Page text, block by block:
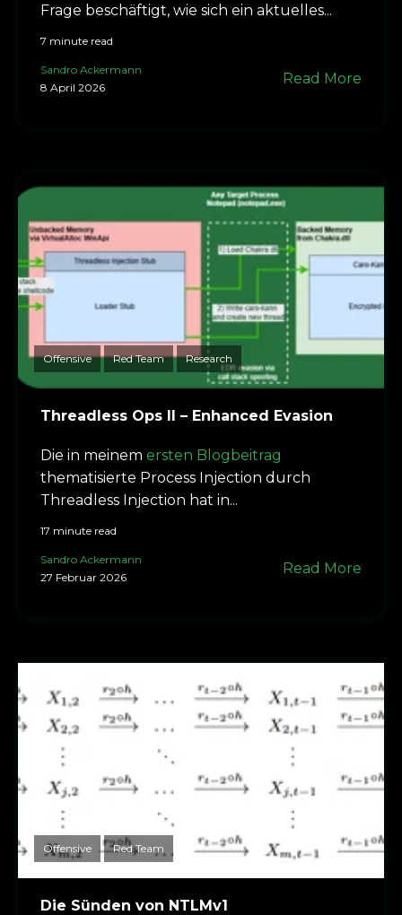
Frage beschäftigt, wie sich ein aktuelles...
7 minute read
Sandro Ackermann
8 April 2026
Read More
Offensive Red Team Research
Threadless Ops II – Enhanced Evasion
Die in meinem ersten Blogbeitrag
thematisierte Process Injection durch
Threadless Injection hat in...
17 minute read
Sandro Ackermann
27 Februar 2026
Read More
Offensive Red Team
Die Sünden von NTLMv1